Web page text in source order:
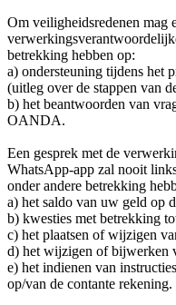
Om veiligheidsredenen mag
betrekking hebben op:
a) ondersteuning tijdens het
(uitleg over de stappen van
b) het beantwoorden van
OANDA.
Een gesprek met de
WhatsApp-app zal nooit
onder andere betrekking
a) het saldo van uw geld op
b) kwesties met betrekking
c) het plaatsen of wijzigen
d) het wijzigen of bijwerken
e) het indienen van
op/van de contante rekening.